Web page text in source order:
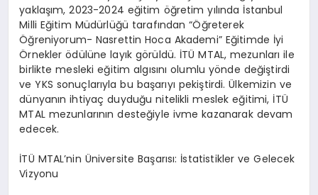
yaklaşım, 2023-2024 eğitim öğretim yılında İstanbul
Milli Eğitim Müdürlüğü tarafından “Öğreterek
Öğreniyorum- Nasrettin Hoca Akademi” Eğitimde İyi
Örnekler ödülüne layık görüldü. İTÜ MTAL, mezunları ile
birlikte mesleki eğitim algısını olumlu yönde değiştirdi
ve YKS sonuçlarıyla bu başarıyı pekiştirdi. Ülkemizin ve
dünyanın ihtiyaç duyduğu nitelikli meslek eğitimi, İTÜ
MTAL mezunlarının desteğiyle ivme kazanarak devam
edecek.
İTÜ MTAL’nin Üniversite Başarısı: İstatistikler ve Gelecek
Vizyonu